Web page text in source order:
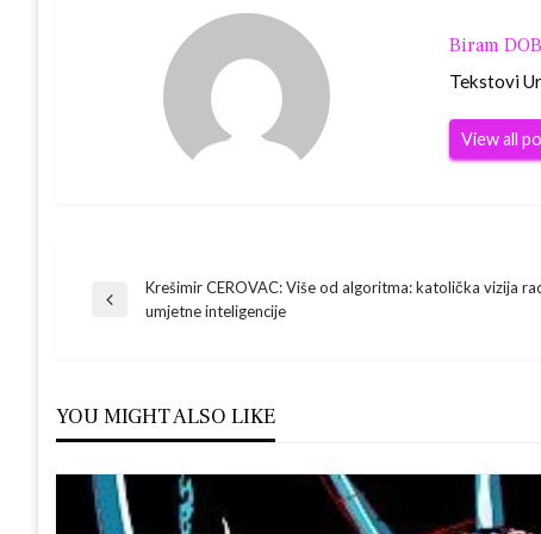
Biram
Tekstovi
View all
Navigacija
Previous
Krešimir CEROVAC: Više od algoritma: katolička vizija
umjetne inteligencije
YOU MIGHT ALSO LIKE